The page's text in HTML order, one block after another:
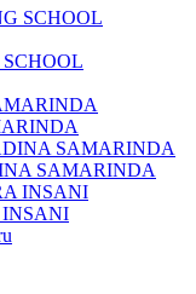
SAMARINDA